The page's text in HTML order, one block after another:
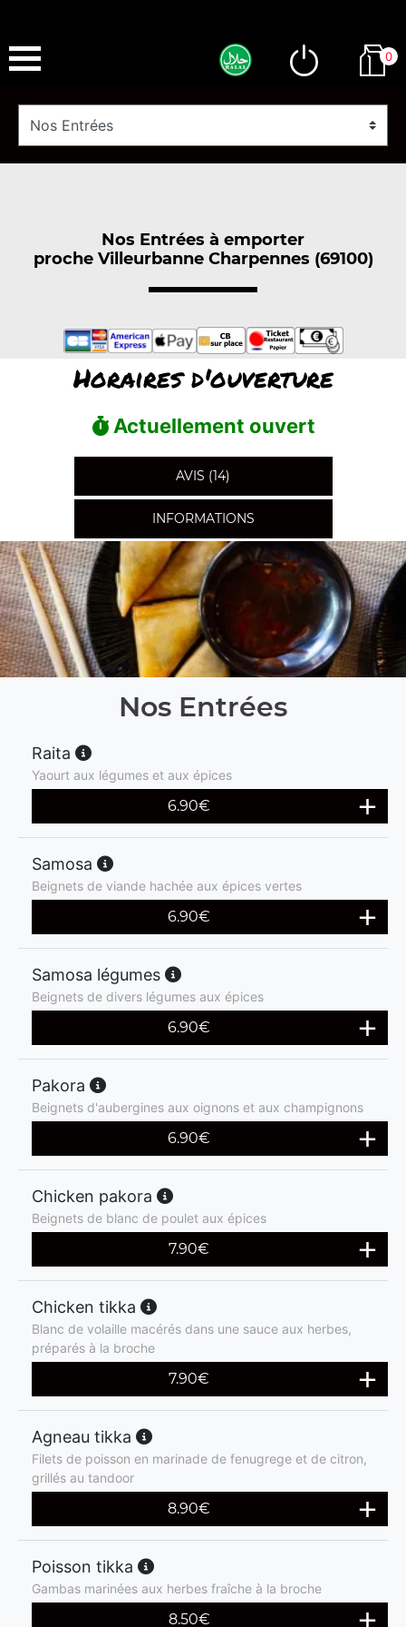
0
Nos Entrées à emporter
proche Villeurbanne Charpennes (69100)
Horaires d'ouverture
Actuellement ouvert
AVIS (14)
INFORMATIONS
Nos Entrées
Raita
Yaourt aux légumes et aux épices
6.90€
Samosa
Beignets de viande hachée aux épices vertes
6.90€
Samosa légumes
Beignets de divers légumes aux épices
6.90€
Pakora
Beignets d'aubergines aux oignons et aux champignons
6.90€
Chicken pakora
Beignets de blanc de poulet aux épices
7.90€
Chicken tikka
Blanc de volaille macérés dans une sauce aux herbes,
préparés à la broche
7.90€
Agneau tikka
Filets de poisson en marinade de fenugrege et de citron,
grillés au tandoor
8.90€
Poisson tikka
Gambas marinées aux herbes fraîche à la broche
8.50€